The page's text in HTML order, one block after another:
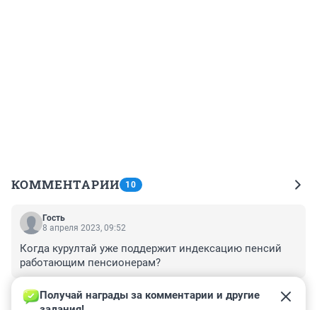
КОММЕНТАРИИ 10
Гость
8 апреля 2023, 09:52
Когда курултай уже поддержит индексацию пенсий
работающим пенсионерам?
–0
Получай награды за комментарии и другие